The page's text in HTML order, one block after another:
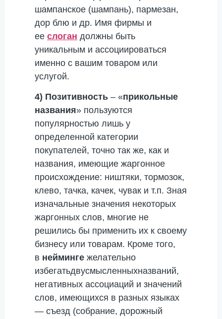
шампанское (шампань), пармезан,
дор блю и др. Имя фирмы и
ее слоган должны быть
уникальным и ассоциироваться
именно с вашим товаром или
услугой.
4) Позитивность – «прикольные
названия» пользуются
популярностью лишь у
определенной категории
покупателей, точно так же, как и
названия, имеющие жаргонное
происхождение: ништяки, тормозок,
клево, тачка, качек, чувак и т.п. Зная
изначальные значения некоторых
жаргонных слов, многие не
решились бы применить их к своему
бизнесу или товарам. Кроме того,
в нейминге желательно
избегатьдвусмысленныхназваний,
негативных ассоциаций и значений
слов, имеющихся в разных языках
— съезд (собрание, дорожный